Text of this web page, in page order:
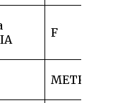
F
METRO